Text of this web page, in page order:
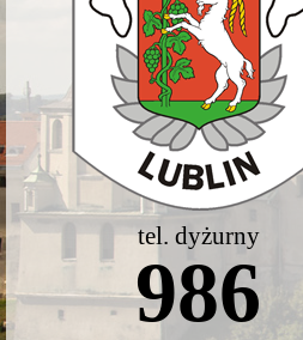
tel. dyżurny
986